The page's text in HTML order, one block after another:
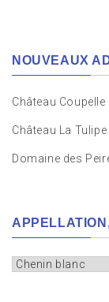
NOUVEAUX
Château
Château La
Domaine des
Appellation,